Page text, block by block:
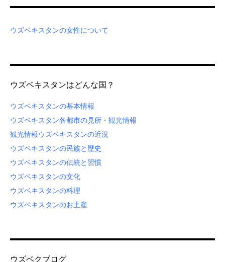
ウズベキスタンの女性について
ウズベキスタンはどんな国？
ウズベキスタンの基本情報
ウズベキスタン各都市の見所・観光情報
観光情報ウズベキスタンの近況
ウズベキスタンの民族と歴史
ウズベキスタンの伝統と習慣
ウズベキスタンの文化
ウズベキスタンの料理
ウズベキスタンのお土産
ウズベクブログ